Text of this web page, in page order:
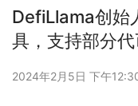
DefiLlama创始
具，支持部分
2024年2月5日 下午